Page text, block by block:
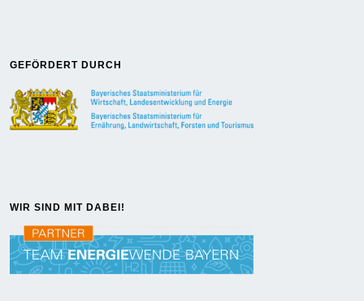
GEFÖRDERT DURCH
WIR SIND MIT DABEI!